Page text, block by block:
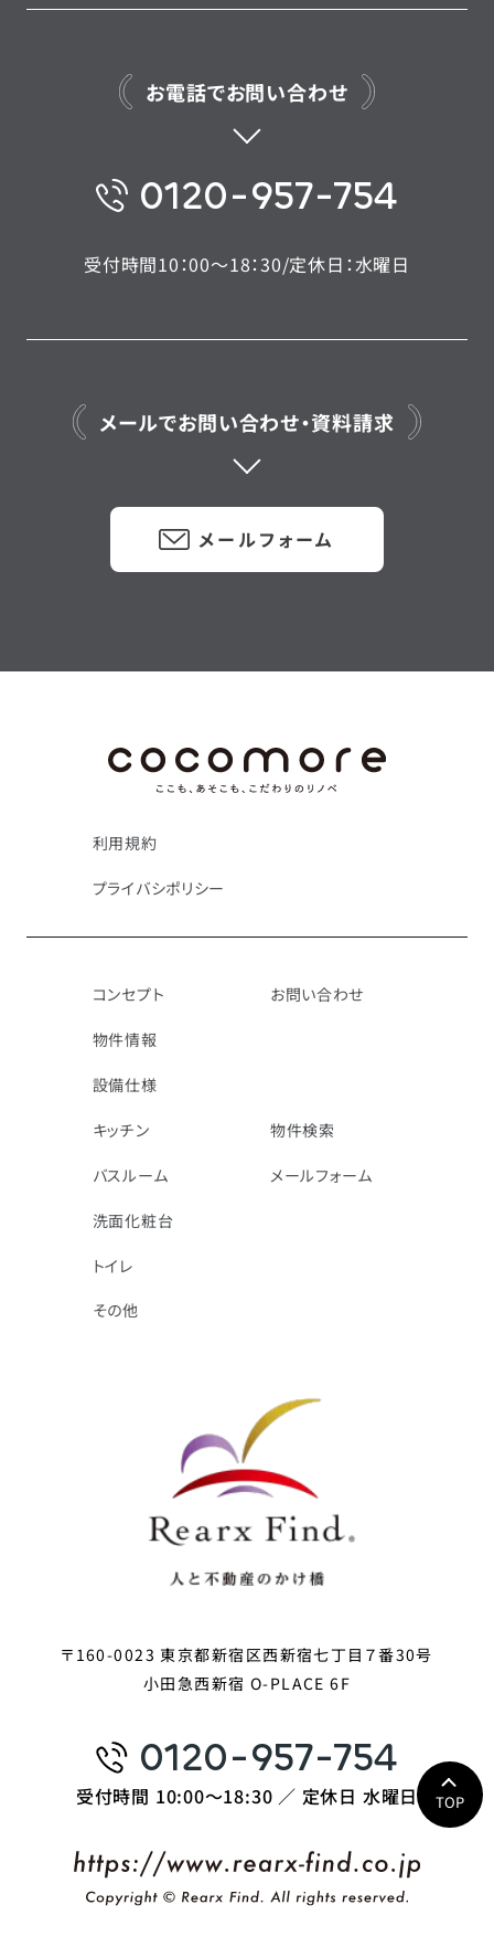
TOP
お電話でお問い合わせ
0120-957-754
受付時間10：00〜18：30/定休日：水曜日
メールでお問い合わせ・資料請求
メールフォーム
利用規約
プライバシポリシー
コンセプト
物件情報
設備仕様
お問い合わせ
キッチン
バスルーム
洗面化粧台
トイレ
その他
物件検索
メールフォーム
〒160-0023 東京都新宿区西新宿七丁目７番30号
小田急西新宿 O-PLACE 6F
0120-957-754
受付時間 10:00〜18:30 ／ 定休日 水曜日